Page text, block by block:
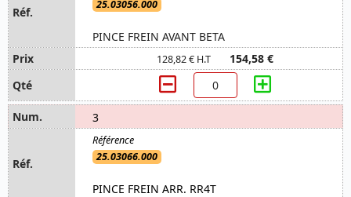
25.03056.000
PINCE FREIN AVANT BETA
128,82 € H.T 154,58 €
3
25.03066.000
PINCE FREIN ARR. RR4T